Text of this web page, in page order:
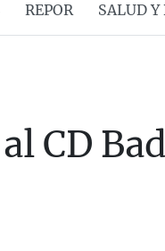
REPOR SALUD Y
CD